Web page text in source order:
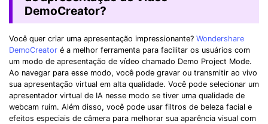
DemoCreator?
Você quer criar uma apresentação impressionante? Wondershare
DemoCreator é a melhor ferramenta para facilitar os usuários com
um modo de apresentação de vídeo chamado Demo Project Mode.
Ao navegar para esse modo, você pode gravar ou transmitir ao vivo
sua apresentação virtual em alta qualidade. Você pode selecionar um
apresentador virtual de IA nesse modo se tiver uma qualidade de
webcam ruim. Além disso, você pode usar filtros de beleza facial e
efeitos especiais de câmera para melhorar sua aparência visual com